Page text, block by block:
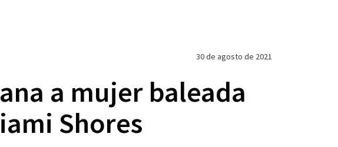
30 de agosto de 2021
a mujer baleada
Shores